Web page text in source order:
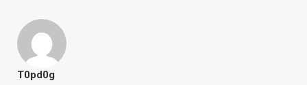
T0pd0g